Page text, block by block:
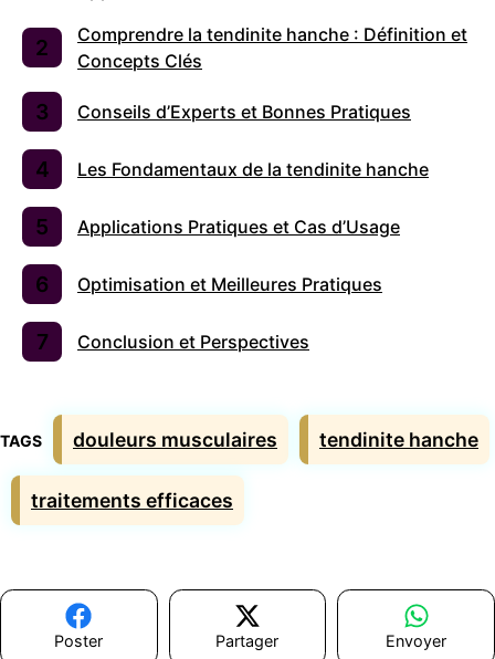
Comprendre la tendinite hanche : Définition et
Concepts Clés
Conseils d’Experts et Bonnes Pratiques
Les Fondamentaux de la tendinite hanche
Applications Pratiques et Cas d’Usage
Optimisation et Meilleures Pratiques
Conclusion et Perspectives
Étiquettes
douleurs musculaires tendinite hanche
traitements efficaces
Poster Partager Envoyer